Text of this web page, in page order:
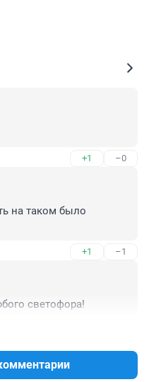
+1 –0
на таком было
+1 –1
светофора!